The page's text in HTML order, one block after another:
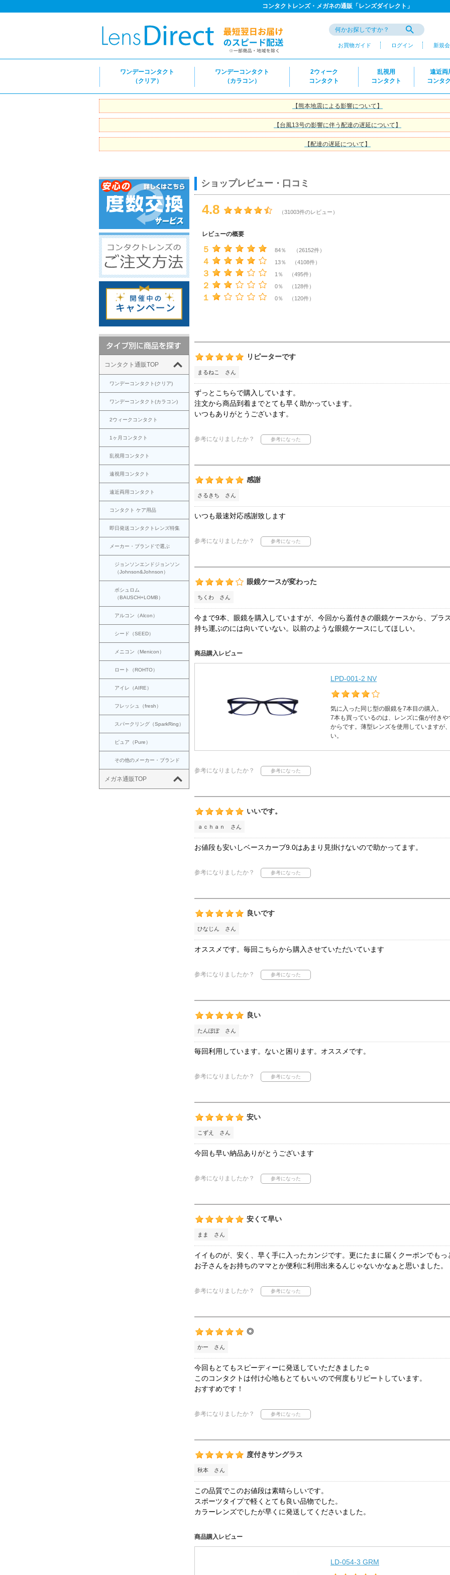
コンタクトレンズ・メガネの通販「レンズダイレクト」
お買物ガイド ログイン 新規
ワンデーコンタクト
（クリア）
ワンデーコンタクト
（カラコン）
2ウィーク
コンタクト
乱視用
コンタクト
遠近両
コンタ
【熊本地震による影響について】
【台風13号の影響に伴う配達の遅延について】
【配達の遅延について】
コンタクト通販TOP
ワンデーコンタクト(クリア)
ワンデーコンタクト(カラコン)
2ウィークコンタクト
1ヶ月コンタクト
乱視用コンタクト
遠視用コンタクト
遠近両用コンタクト
コンタクト ケア用品
即日発送コンタクトレンズ特集
メーカー・ブランドで選ぶ
ジョンソンエンドジョンソン
（Johnson&Johnson）
ボシュロム
（BAUSCH+LOMB）
アルコン（Alcon）
シード（SEED）
メニコン（Menicon）
ロート（ROHTO）
アイレ（AIRE）
フレッシュ（fresh）
スパークリング（SparkRing）
ピュア（Pure）
その他のメーカー・ブランド
メガネ通販TOP
ショップレビュー・口コミ
4.8 （31003件のレビュー）
レビューの概要
５ 84％ （26152件）
４ 13％ （4108件）
３ 1％ （495件）
２ 0％ （128件）
１ 0％ （120件）
リピーターです
まるねこ さん
ずっとこちらで購入しています。
注文から商品到着までとても早く助かっています。
いつもありがとうございます。
参考になりましたか？
感謝
さるきち さん
いつも最速対応感謝致します
参考になりましたか？
眼鏡ケースが変わった
ちくわ さん
今まで9本、眼鏡を購入していますが、今回から蓋付きの眼鏡ケースから、プラ
持ち運ぶのには向いていない。以前のような眼鏡ケースにしてほしい。
商品購入レビュー
LPD-001-2 NV
気に入った同じ型の眼鏡を7本目の購入。
7本も買っているのは、レンズに傷が付き
からです。薄型レンズを使用していますが
い。
参考になりましたか？
いいです。
ａｃｈａｎ さん
お値段も安いしベースカーブ9.0はあまり見掛けないので助かってます。
参考になりましたか？
良いです
ひなじん さん
オススメです。毎回こちらから購入させていただいています
参考になりましたか？
良い
たんぽぽ さん
毎回利用しています。ないと困ります。オススメです。
参考になりましたか？
安い
こずえ さん
今回も早い納品ありがとうございます
参考になりましたか？
安くて早い
まま さん
イイものが、安く、早く手に入ったカンジです。更にたまに届くクーポンでも
お子さんをお持ちのママとか便利に利用出来るんじゃないかなぁと思いました。
参考になりましたか？
◎
かー さん
今回もとてもスピーディーに発送していただきました☺︎
このコンタクトは付け心地もとてもいいので何度もリピートしています。
おすすめです！
参考になりましたか？
度付きサングラス
秋本 さん
この品質でこのお値段は素晴らしいです。
スポーツタイプで軽くとても良い品物でした。
カラーレンズでしたが早くに発送してくださいました。
商品購入レビュー
LD-054-3 GRM